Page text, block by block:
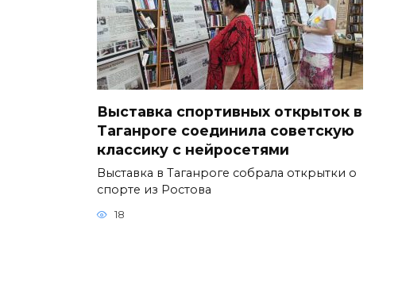
Выставка спортивных открыток в
Таганроге соединила советскую
классику с нейросетями
Выставка в Таганроге собрала открытки о
спорте из Ростова
18